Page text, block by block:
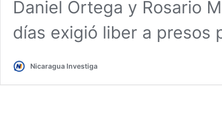
Daniel Ortega y Rosario
días exigió liber a presos
Nicaragua Investiga